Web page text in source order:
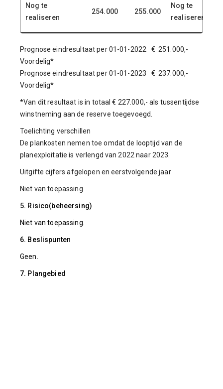
Nog te
realiseren
254.000 255.000
Nog te
realiseren
Prognose eindresultaat per 01-01-2022 € 251.000,-
Voordelig*
Prognose eindresultaat per 01-01-2023 € 237.000,-
Voordelig*
*Van dit resultaat is in totaal € 227.000,- als tussentijdse
winstneming aan de reserve toegevoegd.
Toelichting verschillen
De plankosten nemen toe omdat de looptijd van de
planexploitatie is verlengd van 2022 naar 2023.
Uitgifte cijfers afgelopen en eerstvolgende jaar
Niet van toepassing
5. Risico(beheersing)
Niet van toepassing.
6. Beslispunten
Geen.
7. Plangebied